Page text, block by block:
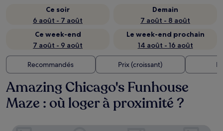
Ce soir
6 août - 7 août
Demain
7 août - 8 août
Ce week-end
7 août - 9 août
Le week-end prochain
14 août - 16 août
Recommandés Prix (croissant)
Amazing Chicago's Funhouse
Maze : où loger à proximité ?